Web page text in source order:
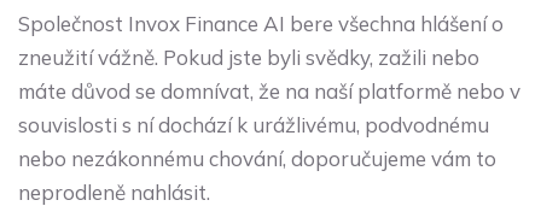
Společnost Invox Finance AI bere všechna hlášení o
zneužití vážně. Pokud jste byli svědky, zažili nebo
máte důvod se domnívat, že na naší platformě nebo v
souvislosti s ní dochází k urážlivému, podvodnému
nebo nezákonnému chování, doporučujeme vám to
neprodleně nahlásit.